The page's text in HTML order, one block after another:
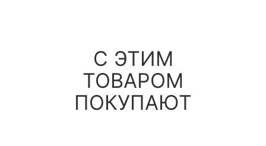
С ЭТИМ
ТОВАРОМ
ПОКУПАЮТ